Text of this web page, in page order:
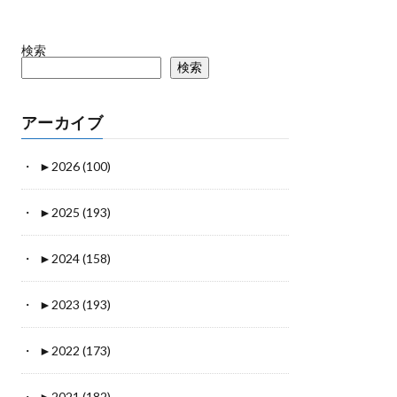
検索
検索
アーカイブ
► 2026 (100)
► 2025 (193)
► 2024 (158)
► 2023 (193)
► 2022 (173)